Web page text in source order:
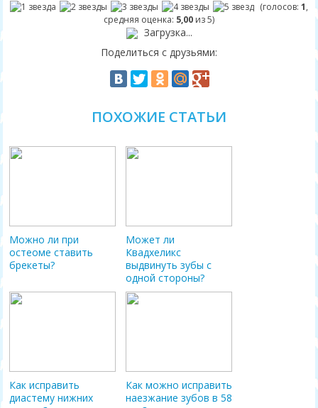
(голосов: 1,
средняя оценка: 5,00 из 5)
Загрузка...
Поделиться с друзьями:
ПОХОЖИЕ СТАТЬИ
Можно ли при
остеоме ставить
брекеты?
Может ли
Квадхеликс
выдвинуть зубы с
одной стороны?
Как исправить
диастему нижних
Как можно исправить
наезжание зубов в 58